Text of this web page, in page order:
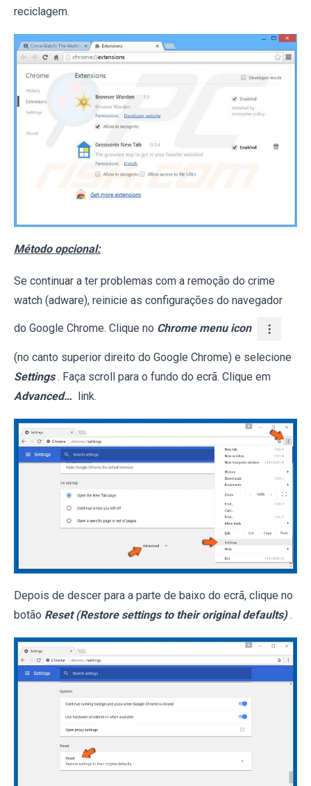
reciclagem.
Método opcional:
Se continuar a ter problemas com a remoção do crime
watch (adware), reinicie as configurações do navegador
do Google Chrome. Clique no Chrome menu icon
(no canto superior direito do Google Chrome) e selecione
Settings . Faça scroll para o fundo do ecrã. Clique em
Advanced… link.
Depois de descer para a parte de baixo do ecrã, clique no
botão Reset (Restore settings to their original defaults) .